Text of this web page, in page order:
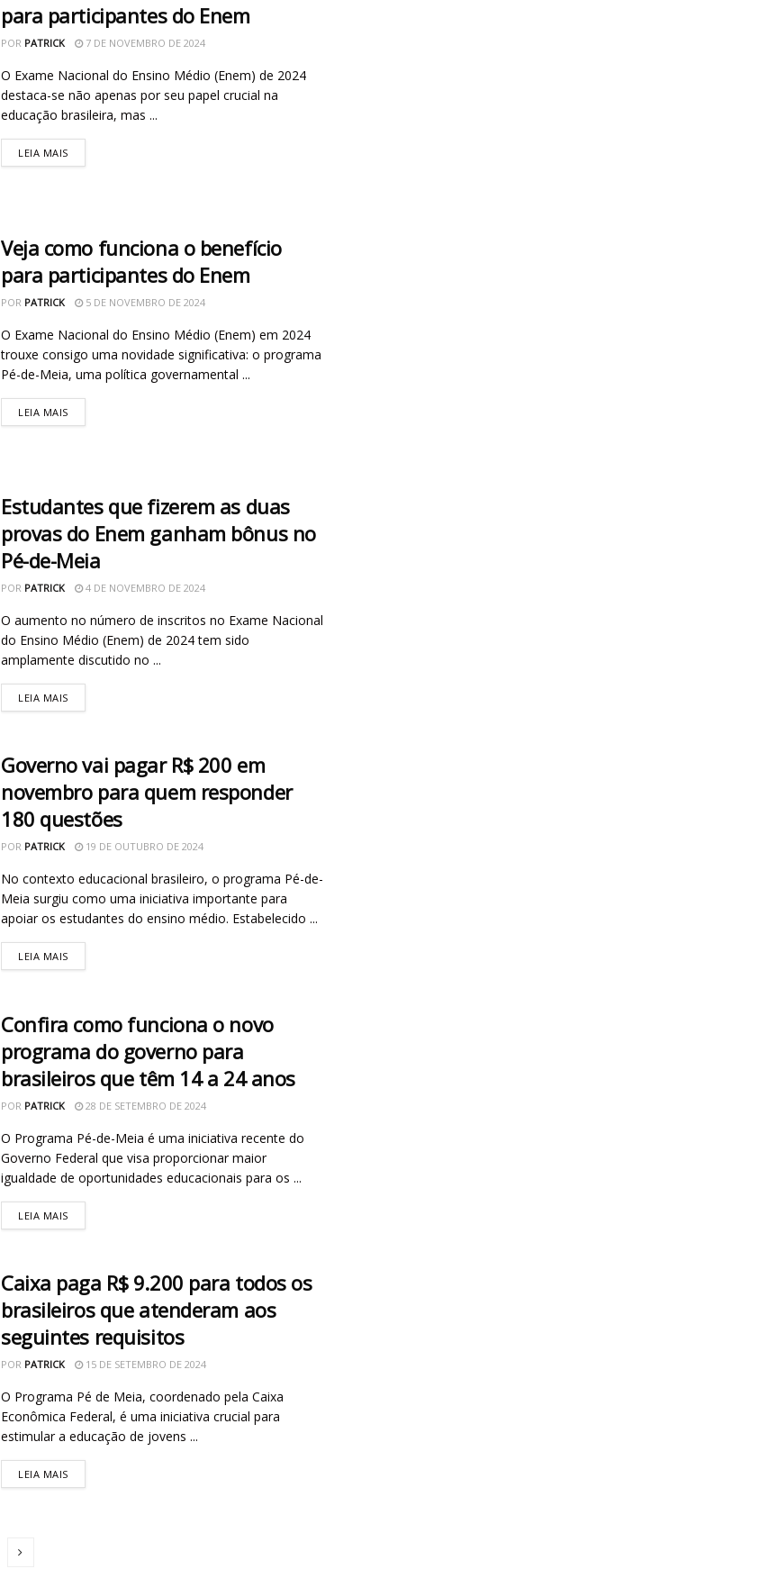
para participantes do Enem
POR PATRICK 7 DE NOVEMBRO DE 2024
O Exame Nacional do Ensino Médio (Enem) de 2024
destaca-se não apenas por seu papel crucial na
educação brasileira, mas ...
LEIA MAIS
Veja como funciona o benefício
para participantes do Enem
POR PATRICK 5 DE NOVEMBRO DE 2024
O Exame Nacional do Ensino Médio (Enem) em 2024
trouxe consigo uma novidade significativa: o programa
Pé-de-Meia, uma política governamental ...
LEIA MAIS
Estudantes que fizerem as duas
provas do Enem ganham bônus no
Pé-de-Meia
POR PATRICK 4 DE NOVEMBRO DE 2024
O aumento no número de inscritos no Exame Nacional
do Ensino Médio (Enem) de 2024 tem sido
amplamente discutido no ...
LEIA MAIS
Governo vai pagar R$ 200 em
novembro para quem responder
180 questões
POR PATRICK 19 DE OUTUBRO DE 2024
No contexto educacional brasileiro, o programa Pé-de-
Meia surgiu como uma iniciativa importante para
apoiar os estudantes do ensino médio. Estabelecido ...
LEIA MAIS
Confira como funciona o novo
programa do governo para
brasileiros que têm 14 a 24 anos
POR PATRICK 28 DE SETEMBRO DE 2024
O Programa Pé-de-Meia é uma iniciativa recente do
Governo Federal que visa proporcionar maior
igualdade de oportunidades educacionais para os ...
LEIA MAIS
Caixa paga R$ 9.200 para todos os
brasileiros que atenderam aos
seguintes requisitos
POR PATRICK 15 DE SETEMBRO DE 2024
O Programa Pé de Meia, coordenado pela Caixa
Econômica Federal, é uma iniciativa crucial para
estimular a educação de jovens ...
LEIA MAIS